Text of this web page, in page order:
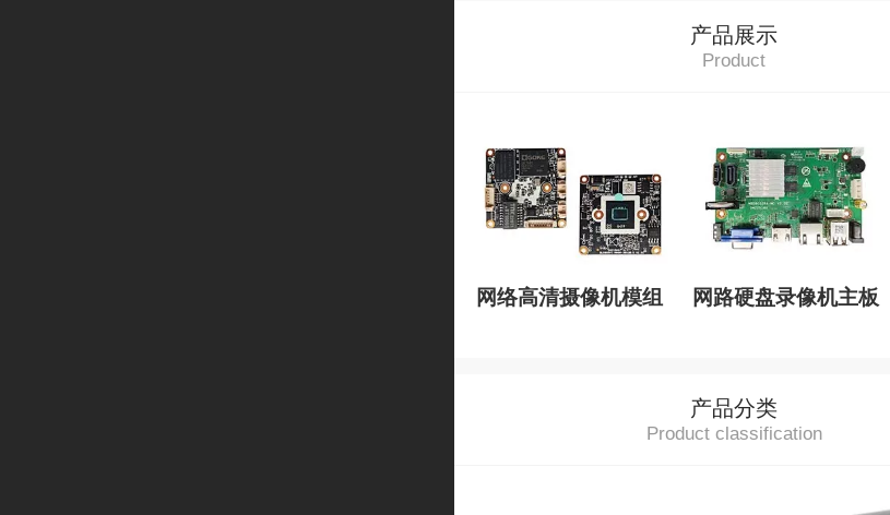
产品展示
Product
网络高清摄像机模组 网路硬盘录像机主板
产品分类
Product classification